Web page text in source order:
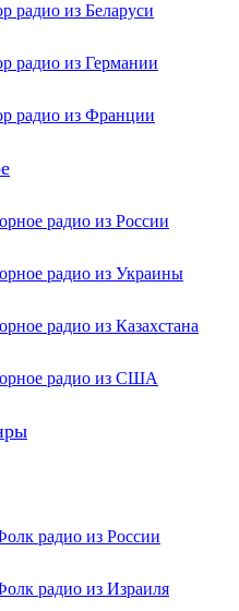
радио из Беларуси
радио из Германии
радио из Франции
радио из России
радио из Украины
радио из Казахстана
радио из США
радио из России
радио из Израиля